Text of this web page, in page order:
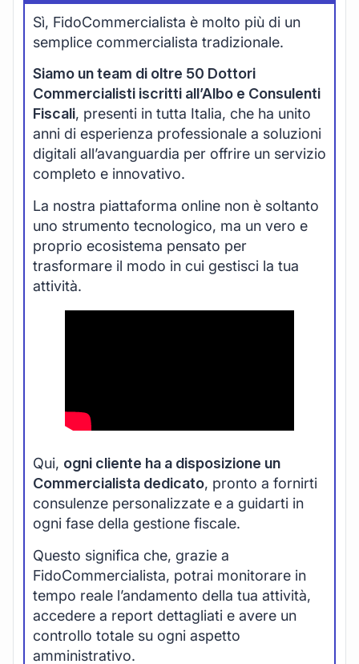
Sì, FidoCommercialista è molto più di un
semplice commercialista tradizionale.
Siamo un team di oltre 50 Dottori
Commercialisti iscritti all’Albo e Consulenti
Fiscali, presenti in tutta Italia, che ha unito
anni di esperienza professionale a soluzioni
digitali all’avanguardia per offrire un servizio
completo e innovativo.
La nostra piattaforma online non è soltanto
uno strumento tecnologico, ma un vero e
proprio ecosistema pensato per
trasformare il modo in cui gestisci la tua
attività.
Qui, ogni cliente ha a disposizione un
Commercialista dedicato, pronto a fornirti
consulenze personalizzate e a guidarti in
ogni fase della gestione fiscale.
Questo significa che, grazie a
FidoCommercialista, potrai monitorare in
tempo reale l’andamento della tua attività,
accedere a report dettagliati e avere un
controllo totale su ogni aspetto
amministrativo.